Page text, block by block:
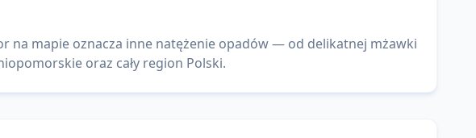
na mapie oznacza inne natężenie opadów — od delikatnej mżawki
oraz cały region Polski.